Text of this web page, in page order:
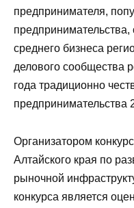
предпринимателя,
среднего бизнеса
делового сообщества
года традиционно
предпринимательства
Организатором
Алтайского края по
рыночной
конкурса является